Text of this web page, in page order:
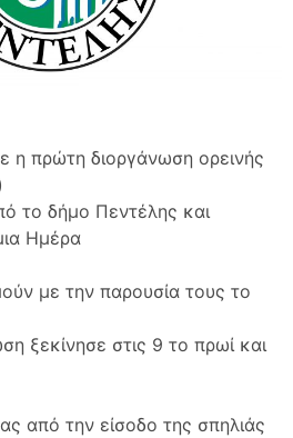
η πρώτη διοργάνωση ορεινής
το δήμο Πεντέλης και
Ημέρα
με την παρουσία τους το
ξεκίνησε στις 9 το πρωί και
από την είσοδο της σπηλιάς